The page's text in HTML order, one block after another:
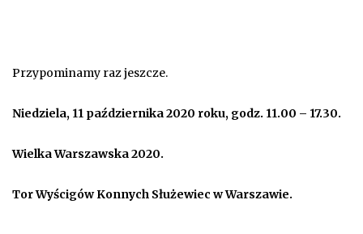
Przypominamy raz jeszcze.
Niedziela, 11 października 2020 roku, godz. 11.00 – 17.30.
Wielka Warszawska 2020.
Tor Wyścigów Konnych Służewiec w Warszawie.